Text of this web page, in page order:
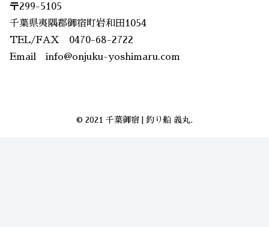
〒299-5105
千葉県夷隅郡御宿町岩和田1054
TEL/FAX 0470-68-2722
Email info@onjuku-yoshimaru.com
© 2021 千葉御宿 | 釣り船 義丸.